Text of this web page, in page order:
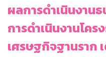
ผลการดำเนินงาน
การดำเนินงานโคร
เศรษฐกิจฐานราก